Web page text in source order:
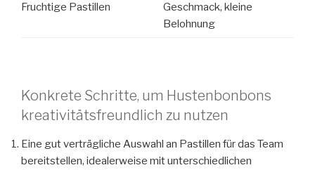
Fruchtige Pastillen
Geschmack, kleine
Belohnung
Konkrete Schritte, um Hustenbonbons
kreativitätsfreundlich zu nutzen
Eine gut verträgliche Auswahl an Pastillen für das Team
bereitstellen, idealerweise mit unterschiedlichen